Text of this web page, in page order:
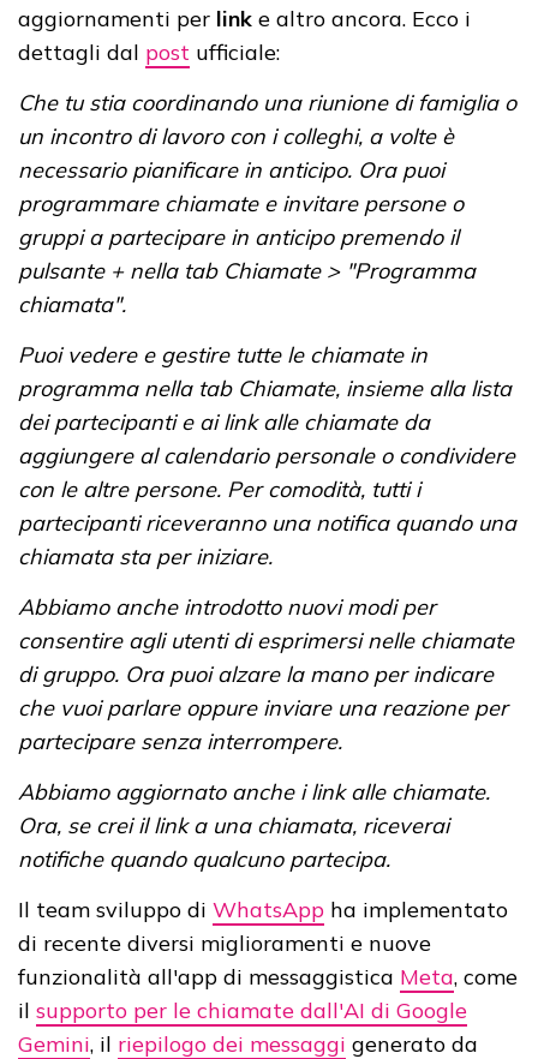
aggiornamenti per link e altro ancora. Ecco i
dettagli dal post ufficiale:
Che tu stia coordinando una riunione di famiglia o
un incontro di lavoro con i colleghi, a volte è
necessario pianificare in anticipo. Ora puoi
programmare chiamate e invitare persone o
gruppi a partecipare in anticipo premendo il
pulsante + nella tab Chiamate > "Programma
chiamata".
Puoi vedere e gestire tutte le chiamate in
programma nella tab Chiamate, insieme alla lista
dei partecipanti e ai link alle chiamate da
aggiungere al calendario personale o condividere
con le altre persone. Per comodità, tutti i
partecipanti riceveranno una notifica quando una
chiamata sta per iniziare.
Abbiamo anche introdotto nuovi modi per
consentire agli utenti di esprimersi nelle chiamate
di gruppo. Ora puoi alzare la mano per indicare
che vuoi parlare oppure inviare una reazione per
partecipare senza interrompere.
Abbiamo aggiornato anche i link alle chiamate.
Ora, se crei il link a una chiamata, riceverai
notifiche quando qualcuno partecipa.
Il team sviluppo di WhatsApp ha implementato
di recente diversi miglioramenti e nuove
funzionalità all'app di messaggistica Meta, come
il supporto per le chiamate dall'AI di Google
Gemini, il riepilogo dei messaggi generato da